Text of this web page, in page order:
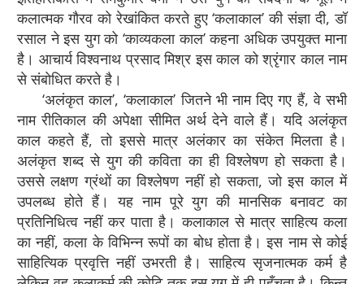
कलात्मक गौरव को रेखांकित करते हुए ‘कलाकाल’ की संज्ञा दी, डॉ
रसाल ने इस युग को ‘काव्यकला काल’ कहना अधिक उपयुक्त माना
है। आचार्य विश्वनाथ प्रसाद मिश्र इस काल को श्रृंगार काल नाम
से संबोधित करते है।
‘अलंकृत काल’, ‘कलाकाल’ जितने भी नाम दिए गए हैं, वे सभी
नाम रीतिकाल की अपेक्षा सीमित अर्थ देने वाले हैं। यदि अलंकृत
काल कहते हैं, तो इससे मात्र अलंकार का संकेत मिलता है।
अलंकृत शब्द से युग की कविता का ही विश्‍लेषण हो सकता है।
उससे लक्षण ग्रंथों का विश्लेषण नहीं हो सकता, जो इस काल में
उपलब्ध होते हैं। यह नाम पूरे युग की मानसिक बनावट का
प्रतिनिधित्व नहीं कर पाता है। कलाकाल से मात्र साहित्य कला
का नहीं, कला के विभिन्न रूपों का बोध होता है। इस नाम से कोई
साहित्यिक प्रवृत्ति नहीं उभरती है। साहित्य सृजनात्मक कर्म है